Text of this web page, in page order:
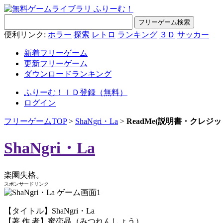
便利リンク: ホラー 探索 レトロ ランキング ３Ｄ サッカー
新着フリーゲーム
更新フリーゲーム
ダウンロードランキング
ふりーむ！ＩＤ登録（無料）
ログイン
フリーゲームTOP> ShaNgri・La > ReadMe(説明書・クレジ
ShaNgri・La
楽園失格。
スポンサードリンク
【タイトル】ShaNgri・La
【著 作 者】蜜恋晶（みつれんしょう）